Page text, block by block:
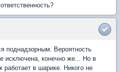
поднадзорным. Вероятность
исключена, конечно же... Но в
в шарике. Никого не